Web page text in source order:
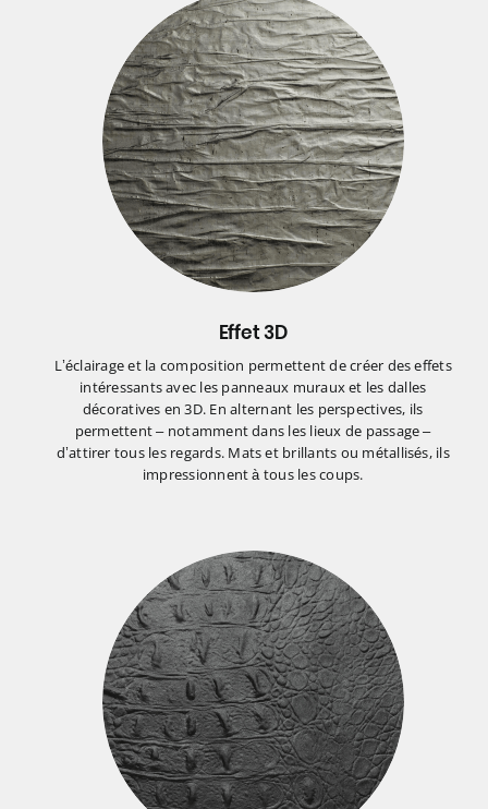
Effet 3D
L’éclairage et la composition permettent de créer des effets
intéressants avec les panneaux muraux et les dalles
décoratives en 3D. En alternant les perspectives, ils
permettent – notamment dans les lieux de passage –
d’attirer tous les regards. Mats et brillants ou métallisés, ils
impressionnent à tous les coups.